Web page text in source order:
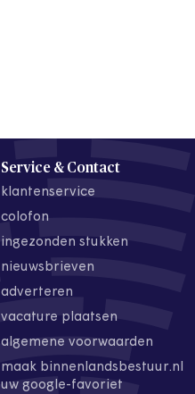
Service & Contact
klantenservice
colofon
ingezonden stukken
nieuwsbrieven
adverteren
vacature plaatsen
algemene voorwaarden
maak binnenlandsbestuur.nl
uw google-favoriet